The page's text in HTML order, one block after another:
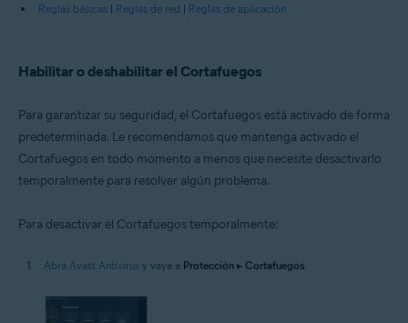
Reglas básicas | Reglas de red | Reglas de aplicación
Habilitar o deshabilitar el Cortafuegos
Para garantizar su seguridad, el Cortafuegos está activado de forma
predeterminada. Le recomendamos que mantenga activado el
Cortafuegos en todo momento a menos que necesite desactivarlo
temporalmente para resolver algún problema.
Para desactivar el Cortafuegos temporalmente:
Abra Avast Antivirus y vaya a Protección ▸ Cortafuegos